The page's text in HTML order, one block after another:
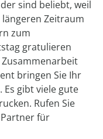
sind beliebt, weil
Zeitraum
zum
gratulieren
bringen Sie Ihr
gibt viele gute
Rufen Sie
für